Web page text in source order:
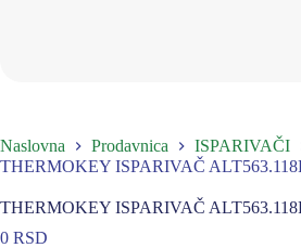
Naslovna Prodavnica
ISPARIVAČI
THERMOKEY ISPARIVAČ
THERMOKEY ISPARIVAČ
0 RSD